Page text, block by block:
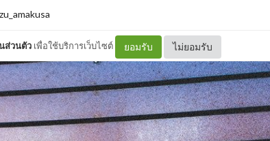
ส่วนตัว เพื่อใช้บริการเว็บไซต์ ยอมรับ ไม่ยอมรับ